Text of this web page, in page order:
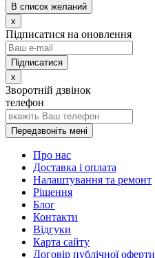
В список желаний
x
Підписатися на оновлення
x
Зворотній дзвінок
телефон
Передзвоніть мені
Про нас
Доставка і оплата
Налаштування та ремонт
Рішення
Блог
Контакти
Відгуки
Карта сайту
Договір публічної оферти